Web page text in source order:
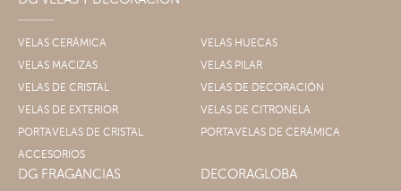
VELAS CERÁMICA
VELAS HUECAS
VELAS MACIZAS
VELAS PILAR
VELAS DE CRISTAL
VELAS DE DECORACIÓN
VELAS DE EXTERIOR
VELAS DE CITRONELA
PORTAVELAS DE CRISTAL
PORTAVELAS DE CERÁMICA
ACCESORIOS
DG FRAGANCIAS DECORAGLOBA